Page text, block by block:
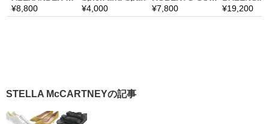
STELLA McCARTNEYの記事